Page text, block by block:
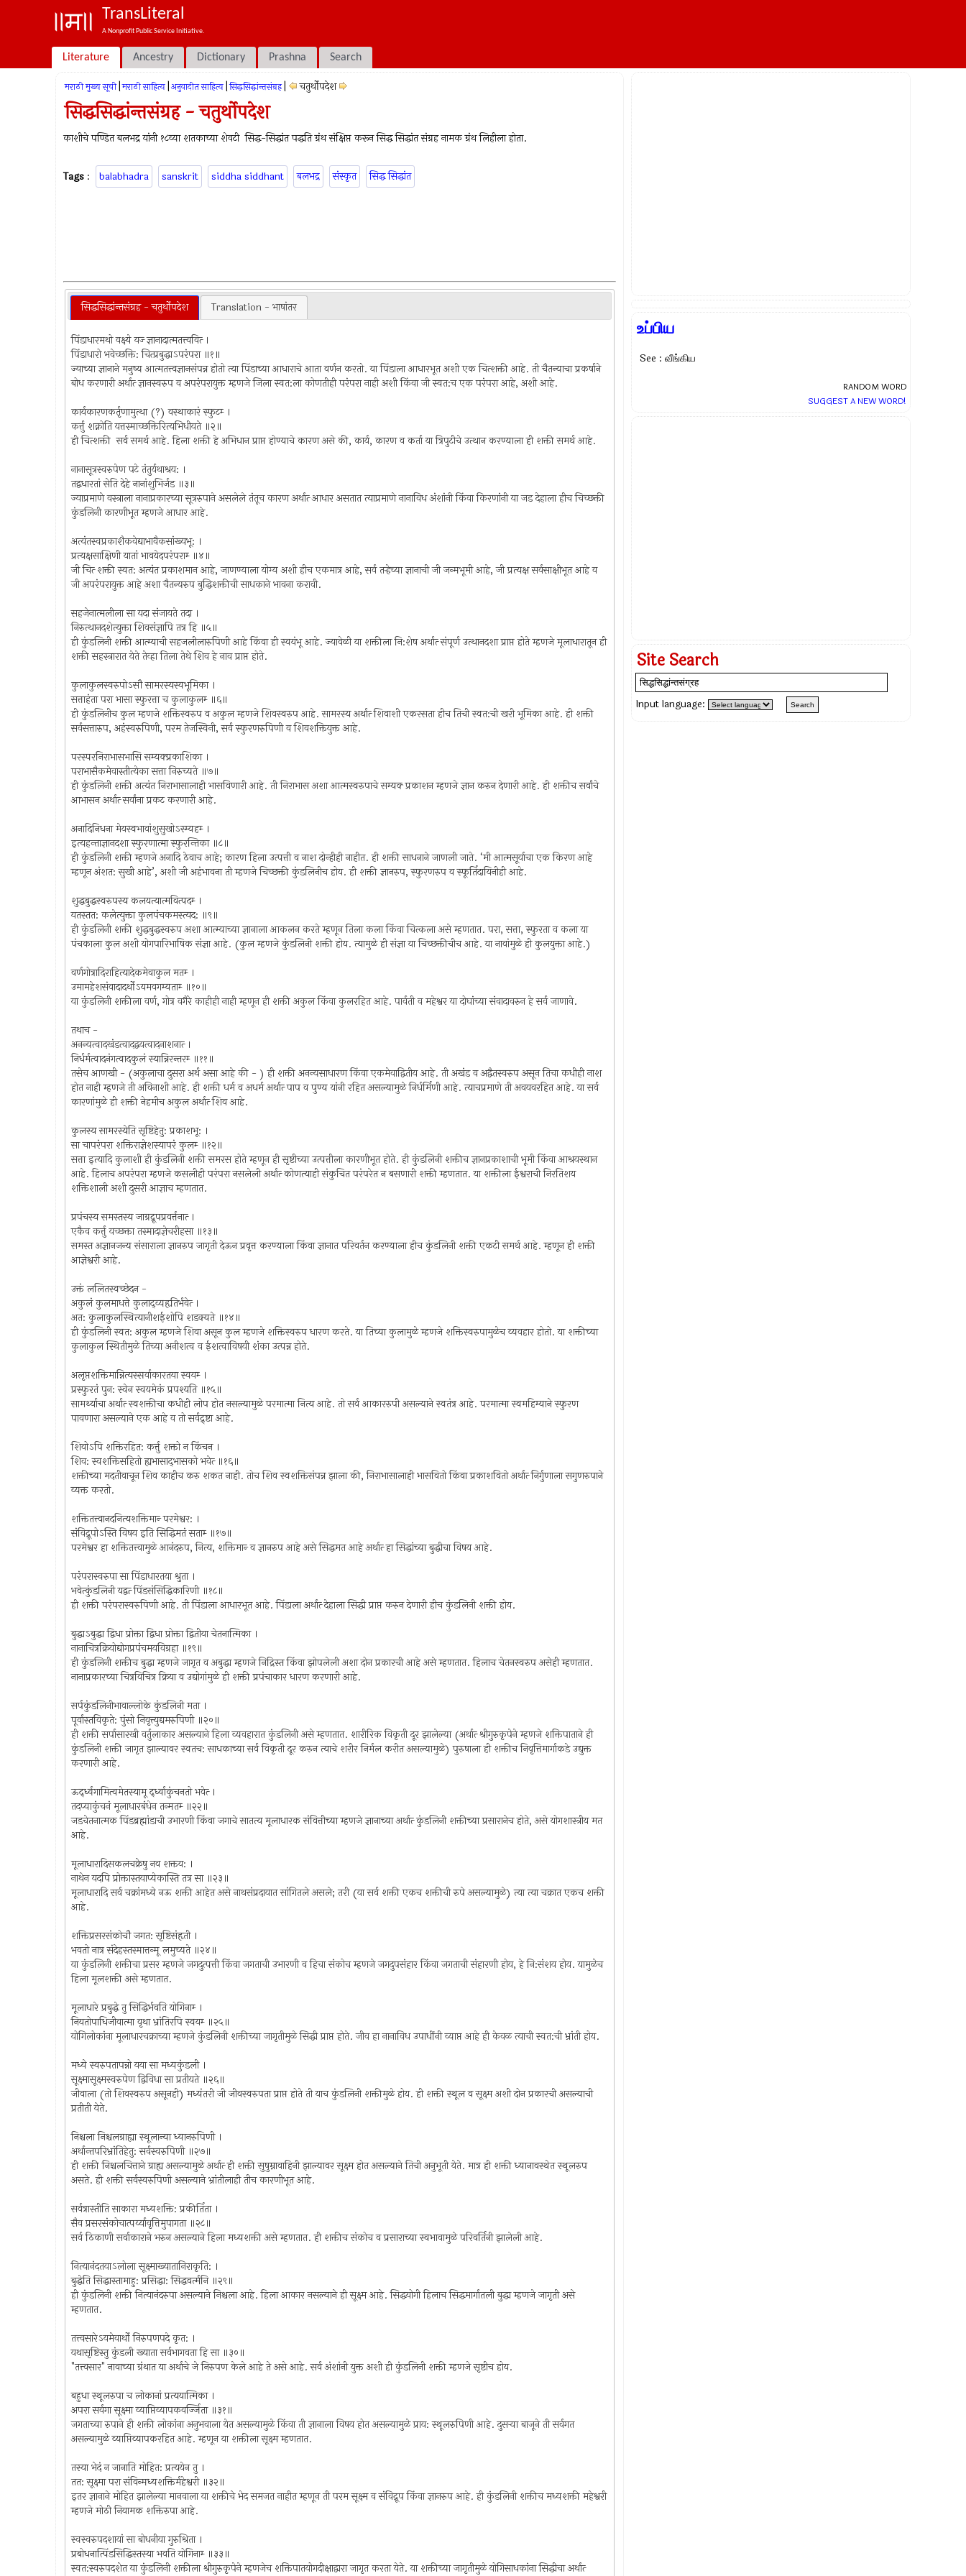
TransLiteral
A Nonprofit Public Service Initiative.
Literature Ancestry Dictionary Prashna Search
मराठी मुख्य सूची मराठी साहित्य अनुवादीत साहित्य सिद्धसिद्धांन्तसंग्रह चतुर्थोपदेश
सिद्धसिद्धांन्तसंग्रह - चतुर्थोपदेश
काशीचे पण्डित बलभद्र यांनी १८व्या शतकाच्या शेवटी सिद्ध-सिद्धांत पद्धति ग्रंथ संक्षिप्त करून सिद्ध सिद्धांत संग्रह नामक ग्रंथ लिहीला होता.
Tags : balabhadra sanskrit siddha siddhant बलभद्र संस्कृत सिद्ध सिद्धांत
सिद्धसिद्धांन्तसंग्रह - चतुर्थोपदेश Translation - भाषांतर
पिंडाधारमथो वक्ष्ये यज्‍ ज्ञानादात्मतत्त्ववित्‍ ।
पिंडाधारो भवेच्छक्ति: चित्प्रबुद्धाऽपरंपरा ॥१॥
ज्याच्या ज्ञानाने मनुष्य आत्मतत्त्वज्ञानसंपन्न होतो त्या पिंडाच्या आधाराचे आता वर्णन करतो. या पिंडाला आधारभूत अशी एक चित्‍शक्ती आहे. ती चैतन्याचा प्रकर्षाने
बोध करणारी अर्थात्‍ ज्ञानस्वरुप व अपरंपरायुक्त म्हणजे जिला स्वत:ला कोणतीही परंपरा नाही अशी किंवा जी स्वत:च एक परंपरा आहे, अशी आहे.
कार्यकारणकर्तृणामुत्था (?) वस्थाकारं स्फुटम्‍ ।
कर्त्तु शक्नोति यत्तस्माच्छक्तिरित्यभिधीयते ॥२॥
ही चित्‍शक्ती सर्व समर्थ आहे. हिला शक्ती हे अभिधान प्राप्त होण्याचे कारण असे की, कार्य, कारण व कर्ता या त्रिपुटीचे उत्थान करण्याला ही शक्ती समर्थ आहे.
नानासूत्रस्वरुपेण पटे तंतुर्यथाश्रय: ।
तद्वधारतां सेति देहे नानांशुभिर्जड ॥३॥
ज्याप्रमाणे वस्त्राला नानाप्रकारच्या सूत्ररुपाने असलेले तंतूच कारण अर्थात्‍ आधार असतात त्याप्रमाणे नानाविध अंशांनी किंवा किरणांनी या जड देहाला हीच चिच्छक्ती
कुंडलिनी कारणीभूत म्हणजे आधार आहे.
अत्यंतस्वप्रकाशैकवेद्याभावैकसांख्यभू: ।
प्रत्यक्षसाक्षिणी यातां भावयेदपरंपराम्‍ ॥४॥
जी चित्‍ शक्ती स्वत: अत्यंत प्रकाशमान आहे, जाणण्याला योग्य अशी हीच एकमात्र आहे, सर्व तर्‍हेच्या ज्ञानाची जी जन्मभूमी आहे, जी प्रत्यक्ष सर्वसाक्षीभूत आहे व
जी अपरंपरायुक्त आहे अशा चैतन्यरुप बुद्धिशक्तीची साधकाने भावना करावी.
सहजेनात्मलीला सा यदा संजायते तदा ।
निरुत्थानदशेत्युक्ता शिवसंज्ञापि तत्र हि ॥५॥
ही कुंडलिनी शक्ती आत्म्याची सहजलीलारुपिणी आहे किंवा ही स्वयंभू आहे. ज्यावेळी या शक्तीला नि:शेष अर्थात्‍ संपूर्ण उत्थानदशा प्राप्त होते म्हणजे मूलाधारातून ही
शक्ती सहस्त्रारात येते तेव्हा तिला तेथे शिव हे नाव प्राप्त होते.
कुलाकुलस्वरुपोऽसौ सामरस्यस्वभूमिका ।
सत्ताहंता परा भासा स्फुरत्ता च कुलाकुलम्‍ ॥६॥
ही कुंडलिनीच कुल म्हणजे शक्तिस्वरुप व अकुल म्हणजे शिवस्वरुप आहे. सामरस्य अर्थात्‍ शिवाशी एकरसता हीच तिची स्वत:ची खरी भूमिका आहे. ही शक्ती
सर्वसत्तारुप, अहंस्वरुपिणी, परम तेजस्विनी, सर्व स्फुरणरुपिणी व शिवशक्तियुक्त आहे.
परस्परनिराभासभासि सम्यक्‍प्रकाशिका ।
पराभासैकमेवास्तीत्येका सत्ता निरुच्यते ॥७॥
ही कुंडलिनी शक्ती अत्यंत निराभासालाही भासविणारी आहे. ती निराभास अशा आत्मस्वरुपाचे सम्यक्‍ प्रकाशन म्हणजे ज्ञान करुन देणारी आहे. ही शक्तीच सर्वांचे
आभासन अर्थात्‍ सर्वांना प्रकट करणारी आहे.
अनादिनिधना मेयस्वभावांशुसुखोऽस्म्यहम्‍ ।
इत्यहन्ताज्ञानदशा स्फुरणात्मा स्फुरन्तिका ॥८॥
ही कुंडलिनी शक्ती म्हणजे अनादि ठेवाच आहे; कारण हिला उत्पत्ती व नाश दोन्हीही नाहीत. ही शक्ती साधनाने जाणली जाते. ‘मी आत्मसूर्याचा एक किरण आहे
म्हणून अंशत: सुखी आहे’, अशी जी अहंभावना ती म्हणजे चिच्छक्ती कुंडलिनीच होय. ही शक्ती ज्ञानरुप, स्फुरणरुप व स्फूर्तिदायिनीही आहे.
शुद्धबुद्धस्वरुपस्य कलयत्यात्मवित्पदम्‍ ।
यतस्तत: कलेत्युक्ता कुलपंचकमस्त्यद: ॥९॥
ही कुंडलिनी शक्ती शुद्धबुद्धस्वरुप अशा आत्म्याच्या ज्ञानाला आकलन करते म्हणून तिला कला किंवा चित्कला असे म्हणतात. परा, सत्ता, स्फुरता व कला या
पंचकाला कुल अशी योगपारिभाषिक संज्ञा आहे. (कुल म्हणजे कुंडलिनी शक्ती होय. त्यामुळे ही संज्ञा या चिच्छक्तीचीच आहे. या नावांमुळे ही कुलयुक्ता आहे.)
वर्णगोत्रादिराहित्यादेकमेवाकुल मतम्‍ ।
उमामहेशसंवादादर्थोऽयमवगम्यताम्‍ ॥१०॥
या कुंडलिनी शक्तीला वर्ण, गोत्र वगैरे काहीही नाही म्हणून ही शक्ती अकुल किंवा कुलरहित आहे. पार्वती व महेश्वर या दोघांच्या संवादावरुन हे सर्व जाणावे.
तथाच -
अनन्यत्वादखंडत्वादद्वयत्वादनाशनात्‍ ।
निर्धर्मत्वादनंगत्वादकुलं स्यान्निरन्तरम्‍ ॥११॥
तसेच आणखी - (अकुलाचा दुसरा अर्थ असा आहे की - ) ही शक्ती अनन्यसाधारण किंवा एकमेवाद्वितीय आहे. ती अखंड व अद्वैतस्वरुप असून तिचा कधीही नाश
होत नाही म्हणजे ती अविनाशी आहे. ही शक्ती धर्म व अधर्म अर्थात्‍ पाप व पुण्य यांनी रहित असल्यामुळे निर्धर्मिणी आहे. त्याचप्रमाणे ती अवयवरहित आहे. या सर्व
कारणांमुळे ही शक्ती नेहमीच अकुल अर्थात्‍ शिव आहे.
कुलस्य सामरस्येति सृष्टिहेतु: प्रकाशभू: ।
सा चापरंपरा शक्तिराज्ञेशस्यापरं कुलम्‍ ॥१२॥
सत्ता इत्यादि कुलाशी ही कुंडलिनी शक्ती समरस होते म्हणून ही सृष्टीच्या उत्पत्तीला कारणीभूत होते. ही कुंडलिनी शक्तीच ज्ञानप्रकाशाची भूमी किंवा आश्रयस्थान
आहे. हिलाच अपरंपरा म्हणजे कसलीही परंपरा नसलेली अर्थात्‍ कोणत्याही संकुचित परंपरेत न बसणारी शक्ती म्हणतात. या शक्तीला ईश्वराची निरतिशय
शक्तिशाली अशी दुसरी आज्ञाच म्हणतात.
प्रपंचस्य समस्तस्य जाग्रद्रूपप्रवर्त्तनात्‍ ।
एकैव कर्त्तु यच्छक्ता तस्मादाज्ञेचरीहसा ॥१३॥
समस्त अज्ञानजन्य संसाराला ज्ञानरुप जागृती देऊन प्रवृत्त करण्याला किंवा ज्ञानात परिवर्तन करण्याला हीच कुंडलिनी शक्ती एकटी समर्थ आहे. म्हणून ही शक्ती
आज्ञेश्वरी आहे.
उक्तं ललितस्वच्छेदन -
अकुलं कुलमाधत्ते कुलाद्‍व्यहृतिर्भवेत्‍ ।
अत: कुलाकुलस्थित्यानीशईशोपि शडक्यते ॥१४॥
ही कुंडलिनी स्वत: अकुल म्हणजे शिवा असून कुल म्हणजे शक्तिस्वरुप धारण करते. या तिच्या कुलामुळे म्हणजे शक्तिस्वरुपामुळेच व्यवहार होतो. या शक्तीच्या
कुलाकुल स्थितीमुळे तिच्या अनीशत्व व ईशत्वाविषयी शंका उत्पन्न होते.
अलृप्तशक्तिमान्नित्यस्सर्वाकारतया स्वयम्‍ ।
प्रस्फुरतं पुन: स्वेन स्वयमेकं प्रपश्यति ॥१५॥
सामर्थ्याचा अर्थात्‍ स्वशक्तीचा कधीही लोप होत नसल्यामुळे परमात्मा नित्य आहे. तो सर्व आकाररुपी असल्याने स्वतंत्र आहे. परमात्मा स्वमहिम्याने स्फुरण
पावणारा असल्याने एक आहे व तो सर्वद्र्ष्टा आहे.
शिवोऽपि शक्तिरहित: कर्त्तु शक्तो न किंचन ।
शिव: स्वशक्तिसहितो ह्यभासाद्‍भासको भवेत्‍ ॥१६॥
शक्तीच्या मदतीवाचून शिव काहीच करु शकत नाही. तोच शिव स्वशक्तिसंपन्न झाला की, निराभासालाही भासवितो किंवा प्रकाशवितो अर्थात्‍ निर्गुणाला सगुणरुपाने
व्यक्त करतो.
शक्तितत्त्वानदनित्यशक्तिमान्‍ परमेश्वर: ।
संविद्रूपोऽस्ति विषय इति सिद्धिमतं सताम्‍ ॥१७॥
परमेश्वर हा शक्तितत्त्वामुळे आनंदरुप, नित्य, शक्तिमान्‍ व ज्ञानरुप आहे असे सिद्धमत आहे अर्थात्‍ हा सिद्धांच्या बुद्धीचा विषय आहे.
परंपरास्वरुपा सा पिंडाधारतया श्रुता ।
भवेत्‍कुंडलिनी यद्वत्‍ पिंडसंसिद्धिकारिणी ॥१८॥
ही शक्ती परंपरास्वरुपिणी आहे. ती पिंडाला आधारभूत आहे. पिंडाला अर्थात्‍ देहाला सिद्धी प्राप्त करुन देणारी हीच कुंडलिनी शक्ती होय.
बुद्धाऽबुद्धा द्विधा प्रोक्ता द्विधा प्रोक्ता द्वितीया चेतनात्मिका ।
नानाचित्रक्रियोद्योगप्रपंचमयविग्रहा ॥१९॥
ही कुंडलिनी शक्तीच बुद्धा म्हणजे जागृत व अबुद्धा म्हणजे निद्रिस्त किंवा झोपलेली अशा दोन प्रकारची आहे असे म्हणतात. हिलाच चेतनस्वरुप असेही म्हणतात.
नानाप्रकारच्या चित्रविचित्र क्रिया व उद्योगांमुळे ही शक्ती प्रपंचाकार धारण करणारी आहे.
सर्पकुंडलिनीभावाल्लोके कुंडलिनी मता ।
पूर्वास्तविकृते: पुंसो निवृत्त्युद्यमरुपिणी ॥२०॥
ही शक्ती सर्पासारखी वर्तुलाकार असल्याने हिला व्यवहारात कुंडलिनी असे म्हणतात. शारीरिक विकृती दूर झालेल्या (अर्थात्‍ श्रीगुरुकृपेने म्हणजे शक्तिपाताने ही
कुंडलिनी शक्ती जागृत झाल्यावर स्वतच: साधकाच्या सर्व विकृती दूर करुन त्याचे शरीर निर्मल करीत असल्यामुळे) पुरुषाला ही शक्तीच निवृत्तिमार्गाकडे उद्युक्त
करणारी आहे.
ऊर्द्ध्वगामित्वमेतस्यामू र्द्‍ध्वाकुंचनतो भवेत्‍ ।
तदप्याकुंचनं मूलाधारबंधेन तन्मतम्‍ ॥२२॥
जडचेतनात्मक पिंडब्रह्मांडाची उभारणी किंवा जगाचे सातत्य मूलाधारक संवित्तीच्या म्हणजे ज्ञानाच्या अर्थात्‍ कुंडलिनी शक्तीच्या प्रसारानेच होते, असे योगशास्त्रीय मत
आहे.
मूलाधारादिसकलचक्रेषु नव शक्तय: ।
नाथेन यदपि प्रोक्तास्तयाप्येकास्ति तत्र सा ॥२३॥
मूलाधारादि सर्व चक्रांमध्ये नऊ शक्ती आहेत असे नाथसंप्रदायात सांगितले असले; तरी (या सर्व शक्ती एकच शक्तीची रुपे असल्यामुळे) त्या त्या चक्रात एकच शक्ती
आहे.
शक्तिप्रसरसंकोचौ जगत: सृष्टिसंहृती ।
भवतो नात्र संदेहस्तस्मात्तन्मू लमुच्यते ॥२४॥
या कुंडलिनी शक्तीचा प्रसर म्हणजे जगदुत्पत्ती किंवा जगताची उभारणी व हिचा संकोच म्हणजे जगदुपसंहार किंवा जगताची संहारणी होय, हे नि:संशय होय. यामुळेच
हिला मूलशक्ती असे म्हणतात.
मूलाधारे प्रबुद्धे तु सिद्धिर्भवति योगिनाम्‍ ।
नियतोपाधिजीवात्मा वृथा भ्रांतिरपि स्वयम्‍ ॥२५॥
योगिलोकांना मूलाधारचक्राच्या म्हणजे कुंडलिनी शक्तीच्या जागृतीमुळे सिद्धी प्राप्त होते. जीव हा नानाविध उपाधींनी व्याप्त आहे ही केवळ त्याची स्वत:ची भ्रांती होय.
मध्ये स्वरुपतापन्नो यया सा मध्यकुंडली ।
सूक्ष्मासूक्ष्मस्वरुपेण द्विविधा सा प्रतीयते ॥२६॥
जीवाला (तो शिवस्वरुप असूनही) मध्यंतरी जी जीवस्वरुपता प्राप्त होते ती याच कुंडलिनी शक्तीमुळे होय. ही शक्ती स्थूल व सूक्ष्म अशी दोन प्रकारची असल्याची
प्रतीती येते.
निश्चला निश्चलग्राह्या स्थूलान्या ध्यानरुपिणी ।
अर्थान्तपरिभ्रांतिहेतु: सर्वस्वरुपिणी ॥२७॥
ही शक्ती निश्चलचित्ताने ग्राह्य असल्यामुळे अर्थात्‍ ही शक्ती सुषुम्नावाहिनी झाल्यावर सूक्ष्म होत असल्याने तिची अनुभूती येते. मात्र ही शक्ती ध्यानावस्थेत स्थूलरुप
असते. ही शक्ती सर्वस्वरुपिणी असल्याने भ्रांतीलाही तीच कारणीभूत आहे.
सर्वत्रास्तीति साकारा मध्यशक्ति: प्रकीर्तिता ।
सैव प्रसरसंकोचात्पर्य्यावृत्तिमुपागता ॥२८॥
सर्व ठिकाणी सर्वाकाराने भरुन असल्याने हिला मध्यशक्ती असे म्हणतात. ही शक्तीच संकोच व प्रसाराच्या स्वभावामुळे परिवर्तिनी झालेली आहे.
नित्यानंदतयाऽलोला सूक्ष्माख्यातानिराकृति: ।
बुद्धेति सिद्धास्तामाहु: प्रसिद्धा: सिद्धवर्त्मनि ॥२९॥
ही कुंडलिनी शक्ती नित्यानंदरुपा असल्याने निश्चला आहे. हिला आकार नसल्याने ही सूक्ष्म आहे. सिद्धयोगी हिलाच सिद्धमार्गातली बुद्धा म्हणजे जागृती असे
म्हणतात.
तत्त्वसारेऽयमेवार्थो निरुपणपदे कृत: ।
यथासृष्टिस्तु कुंडली ख्याता सर्वभागवता हि सा ॥३०॥
"तत्त्वसार" नावाच्या ग्रंथात या अर्थाचे जे निरुपण केले आहे ते असे आहे. सर्व अंशांनी युक्त अशी ही कुंडलिनी शक्ती म्हणजे सृष्टीच होय.
बहुधा स्थूलरुपा च लोकानां प्रत्ययात्मिका ।
अपरा सर्वगा सूक्ष्मा व्याप्तिव्यापकवर्ज्जिता ॥३१॥
जगताच्या रुपाने ही शक्ती लोकांना अनुभवाला येत असल्यामुळे किंवा ती ज्ञानाला विषय होत असल्यामुळे प्राय: स्थूलरुपिणी आहे. दुसर्‍या बाजूने ती सर्वगत
असल्यामुळे व्याप्तिव्यापकरहित आहे. म्हणून या शक्तीला सूक्ष्म म्हणतात.
तस्या भेदं न जानाति मोहित: प्रत्ययेन तु ।
तत: सूक्ष्मा परा संविन्मध्यशक्तिर्महेश्वरी ॥३२॥
इतर ज्ञानाने मोहित झालेल्या मानवाला या शक्तीचे भेद समजत नाहीत म्हणून ती परम सूक्ष्म व संविद्रूप किंवा ज्ञानरुप आहे. ही कुंडलिनी शक्तीच मध्यशक्ती महेश्वरी
म्हणजे मोठी नियामक शक्तिरुपा आहे.
स्वस्वरुपदशायां सा बोधनीया गुरुश्रिता ।
प्रबोधनात्पिंडसिद्धिस्तस्या भवति योगिनाम्‍ ॥३३॥
स्वत:स्वरुपदशेत या कुंडलिनी शक्तीला श्रीगुरुकृपेने म्हणजेच शक्तिपातयोगदीक्षाद्वारा जागृत करता येते. या शक्तीच्या जागृतीमुळे योगिसाधकांना सिद्धीचा अर्थात्‍
உப்பிய
See : வீங்கிய
RANDOM WORD
SUGGEST A NEW WORD!
Site Search
Input language: